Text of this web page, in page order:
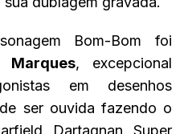
Bom-Bom foi
Marques, excepcional
em desenhos
ser ouvida fazendo o